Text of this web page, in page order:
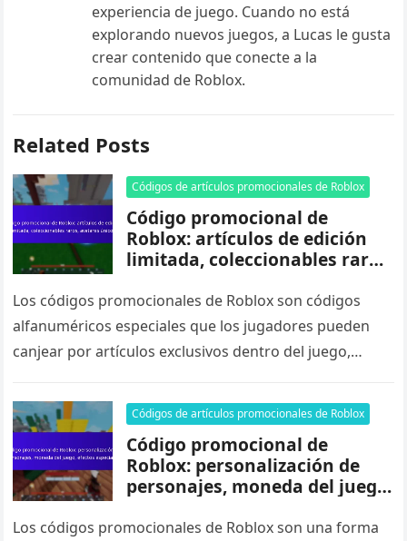
experiencia de juego. Cuando no está
explorando nuevos juegos, a Lucas le gusta
crear contenido que conecte a la
comunidad de Roblox.
Related Posts
Códigos de artículos promocionales de Roblox
Código promocional de
Roblox: artículos de edición
limitada, coleccionables raros,
Los códigos promocionales de Roblox son códigos
alfanuméricos especiales que los jugadores pueden
canjear por artículos exclusivos dentro del juego,
Códigos de artículos promocionales de Roblox
Código promocional de
Roblox: personalización de
personajes, moneda del juego,
Los códigos promocionales de Roblox son una forma